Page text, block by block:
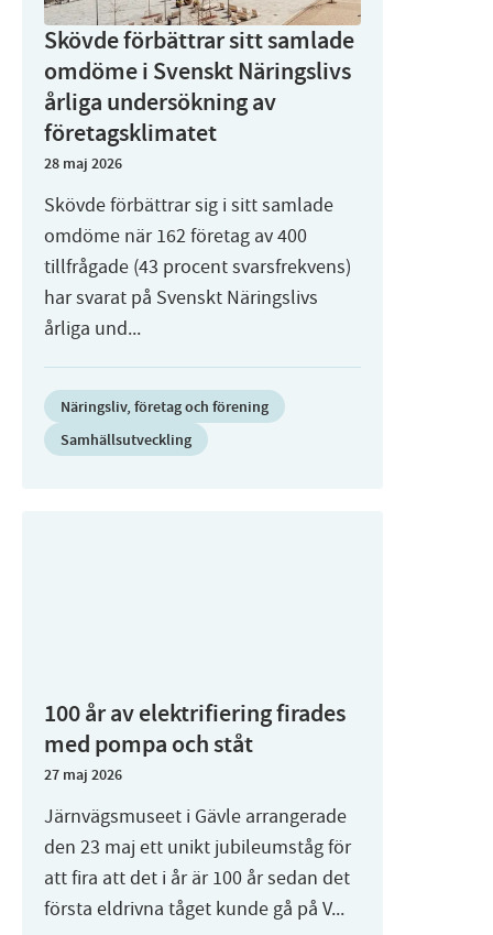
Skövde förbättrar sitt samlade
omdöme i Svenskt Näringslivs
årliga undersökning av
företagsklimatet
28 maj 2026
Skövde förbättrar sig i sitt samlade
omdöme när 162 företag av 400
tillfrågade (43 procent svarsfrekvens)
har svarat på Svenskt Näringslivs
årliga und...
Näringsliv, företag och förening
Samhällsutveckling
100 år av elektrifiering firades
med pompa och ståt
27 maj 2026
Järnvägsmuseet i Gävle arrangerade
den 23 maj ett unikt jubileumståg för
att fira att det i år är 100 år sedan det
första eldrivna tåget kunde gå på V...